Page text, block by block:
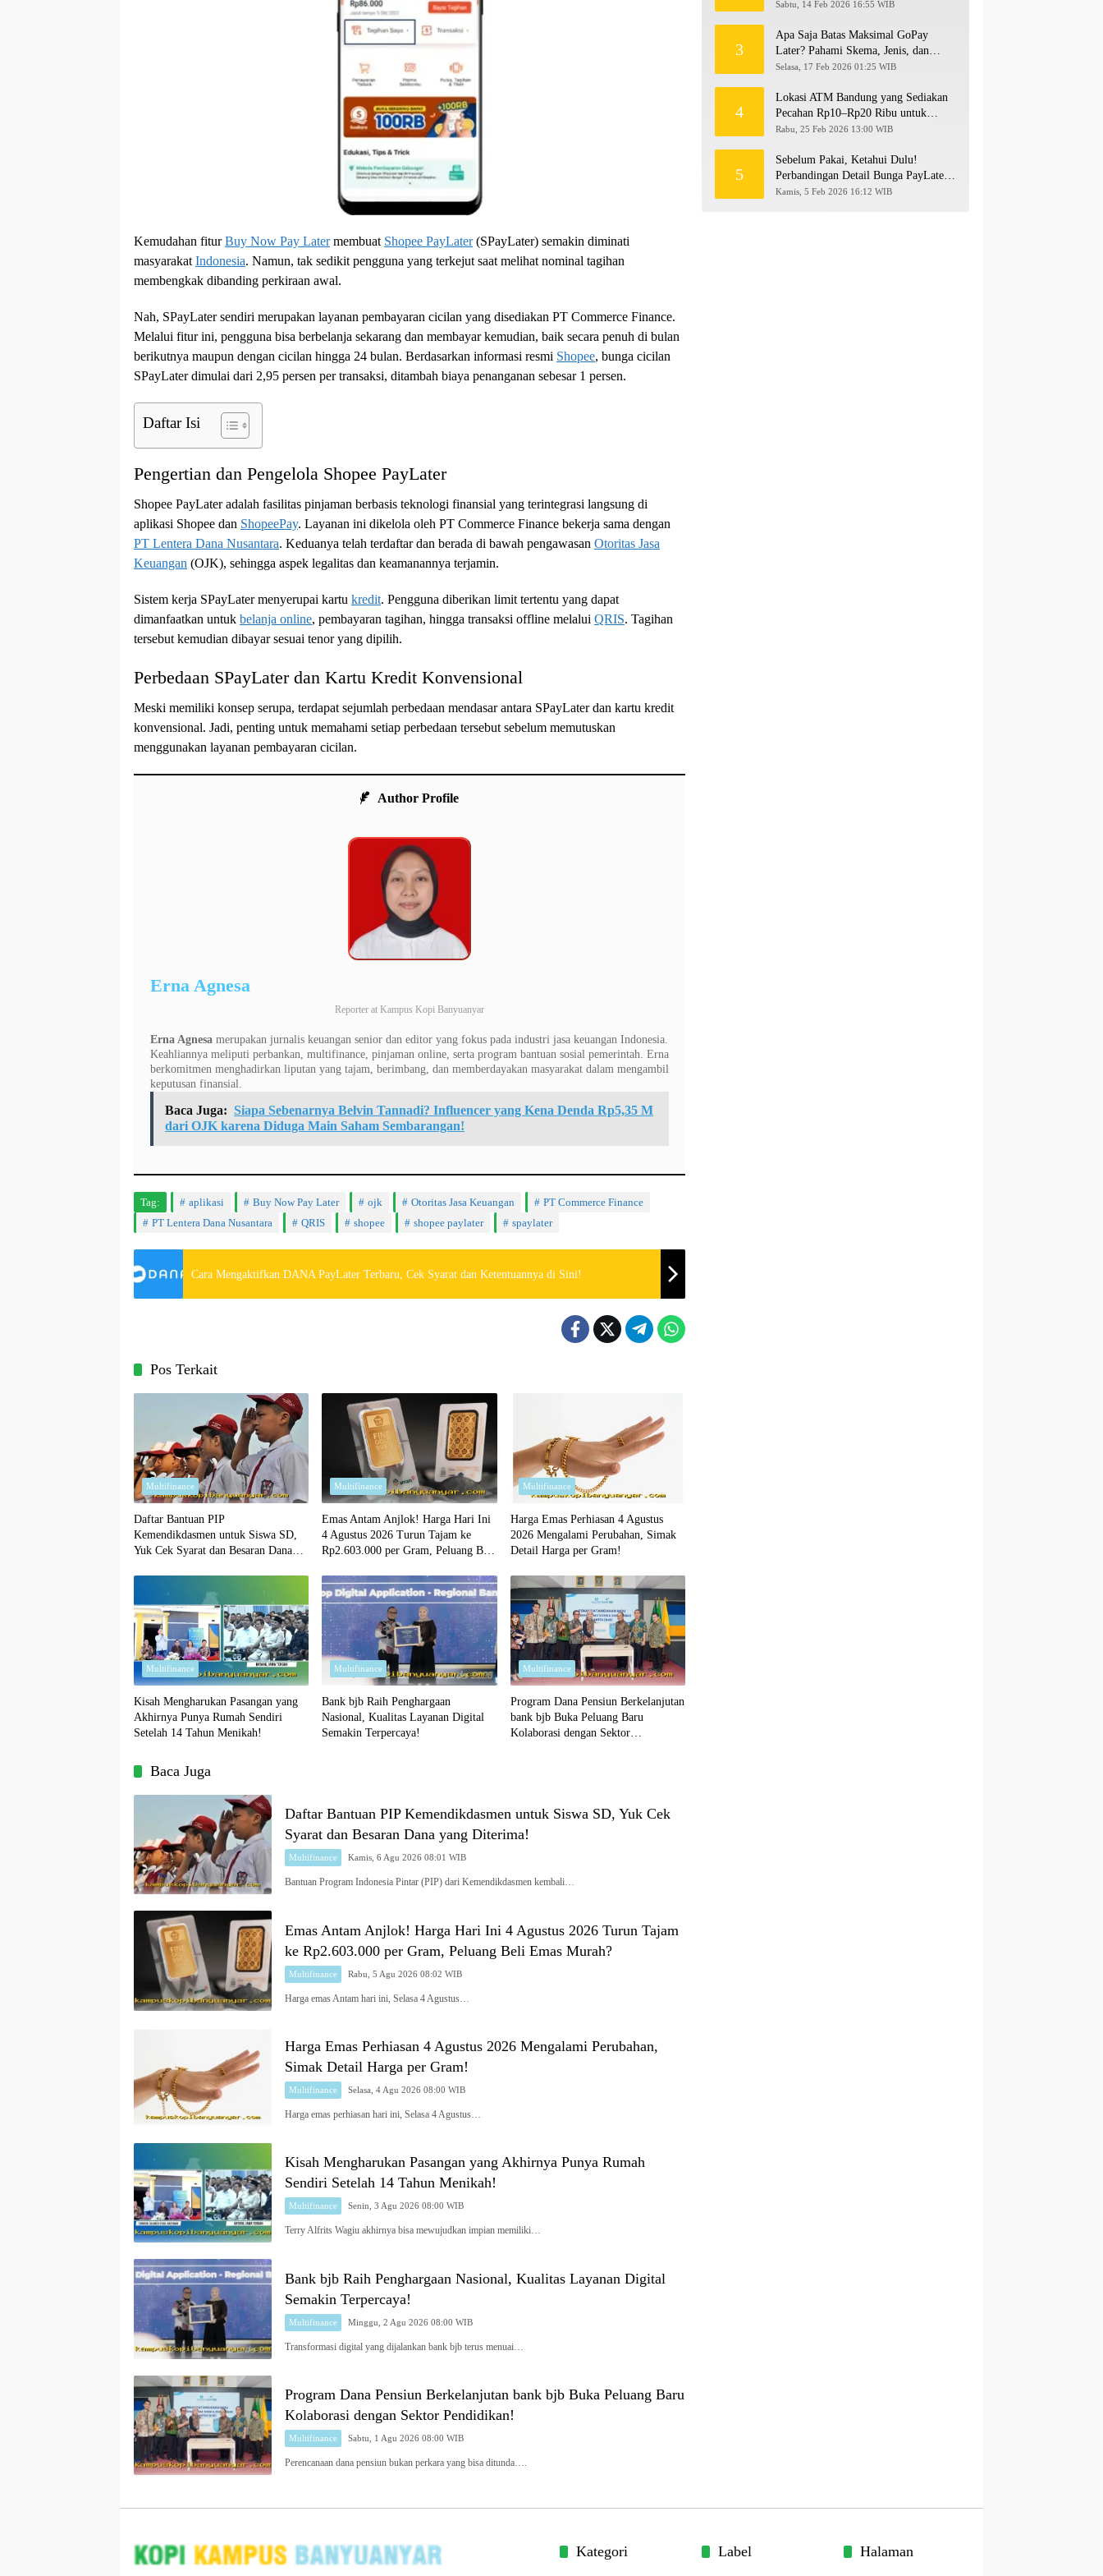
Kemudahan fiturBuy Now Pay Latermembuat Shopee PayLater(SPayLater) semakin diminati
masyarakat Indonesia. Namun, tak sedikit pengguna yang terkejut saat melihat nominal tagihan
membengkak dibanding perkiraan awal.
Nah, SPayLater sendiri merupakan layanan pembayaran cicilan yang disediakan PT Commerce Finance.
Melalui fitur ini, pengguna bisa berbelanja sekarang dan membayar kemudian, baik secara penuh di bulan
berikutnya maupun dengan cicilan hingga 24 bulan. Berdasarkan informasi resmi Shopee, bunga cicilan
SPayLater dimulai dari 2,95 persen per transaksi, ditambah biaya penanganan sebesar 1 persen.
Daftar Isi
Pengertian dan Pengelola Shopee PayLater
Shopee PayLater adalah fasilitas pinjaman berbasis teknologi finansial yang terintegrasi langsung di
aplikasi Shopee dan ShopeePay. Layanan ini dikelola oleh PT Commerce Finance bekerja sama dengan
PT Lentera Dana Nusantara. Keduanya telah terdaftar dan berada di bawah pengawasan Otoritas Jasa
Keuangan (OJK), sehingga aspek legalitas dan keamanannya terjamin.
Sistem kerja SPayLater menyerupai kartu kredit. Pengguna diberikan limit tertentu yang dapat
dimanfaatkan untuk belanja online, pembayaran tagihan, hingga transaksi offline melalui QRIS. Tagihan
tersebut kemudian dibayar sesuai tenor yang dipilih.
Perbedaan SPayLater dan Kartu Kredit Konvensional
Meski memiliki konsep serupa, terdapat sejumlah perbedaan mendasar antara SPayLater dan kartu kredit
konvensional. Jadi, penting untuk memahami setiap perbedaan tersebut sebelum memutuskan
menggunakan layanan pembayaran cicilan.
Author Profile
Erna Agnesa
Reporter at Kampus Kopi Banyuanyar
Erna Agnesa merupakan jurnalis keuangan senior dan editor yang fokus pada industri jasa keuangan Indonesia.
Keahliannya meliputi perbankan, multifinance, pinjaman online, serta program bantuan sosial pemerintah. Erna
berkomitmen menghadirkan liputan yang tajam, berimbang, dan memberdayakan masyarakat dalam mengambil
keputusan finansial.
Baca Juga: Siapa Sebenarnya Belvin Tannadi? Influencer yang Kena Denda Rp5,35 M
dari OJK karena Diduga Main Saham Sembarangan!
Tag: aplikasi Buy Now Pay Later ojk Otoritas Jasa Keuangan
PT Commerce Finance
PT Lentera Dana Nusantara
QRIS shopee shopee paylater spaylater
Cara Mengaktifkan DANA PayLater Terbaru, Cek Syarat dan Ketentuannya di Sini!
Pos Terkait
Multifinance
Daftar Bantuan PIP
Kemendikdasmen untuk Siswa SD,
Yuk Cek Syarat dan Besaran Dana
Multifinance
Emas Antam Anjlok! Harga Hari Ini
4 Agustus 2026 Turun Tajam ke
Rp2.603.000 per Gram, Peluang Beli
Multifinance
Harga Emas Perhiasan 4 Agustus
2026 Mengalami Perubahan, Simak
Detail Harga per Gram!
Multifinance
Kisah Mengharukan Pasangan yang
Akhirnya Punya Rumah Sendiri
Setelah 14 Tahun Menikah!
Multifinance
Bank bjb Raih Penghargaan
Nasional, Kualitas Layanan Digital
Semakin Terpercaya!
Multifinance
Program Dana Pensiun Berkelanjutan
bank bjb Buka Peluang Baru
Kolaborasi dengan Sektor
Baca Juga
Daftar Bantuan PIP Kemendikdasmen untuk Siswa SD, Yuk Cek
Syarat dan Besaran Dana yang Diterima!
Multifinance Kamis, 6 Agu 2026 08:01 WIB
Bantuan Program Indonesia Pintar (PIP) dari Kemendikdasmen kembali…
Emas Antam Anjlok! Harga Hari Ini 4 Agustus 2026 Turun Tajam
ke Rp2.603.000 per Gram, Peluang Beli Emas Murah?
Multifinance Rabu, 5 Agu 2026 08:02 WIB
Harga emas Antam hari ini, Selasa 4 Agustus…
Harga Emas Perhiasan 4 Agustus 2026 Mengalami Perubahan,
Simak Detail Harga per Gram!
Multifinance Selasa, 4 Agu 2026 08:00 WIB
Harga emas perhiasan hari ini, Selasa 4 Agustus…
Kisah Mengharukan Pasangan yang Akhirnya Punya Rumah
Sendiri Setelah 14 Tahun Menikah!
Multifinance Senin, 3 Agu 2026 08:00 WIB
Terry Alfrits Wagiu akhirnya bisa mewujudkan impian memiliki…
Bank bjb Raih Penghargaan Nasional, Kualitas Layanan Digital
Semakin Terpercaya!
Multifinance Minggu, 2 Agu 2026 08:00 WIB
Transformasi digital yang dijalankan bank bjb terus menuai…
Program Dana Pensiun Berkelanjutan bank bjb Buka Peluang Baru
Kolaborasi dengan Sektor Pendidikan!
Multifinance Sabtu, 1 Agu 2026 08:00 WIB
Perencanaan dana pensiun bukan perkara yang bisa ditunda….
hingga Rp500 Juta
Sabtu, 14 Feb 2026 16:55 WIB
3
Apa Saja Batas Maksimal GoPay
Later? Pahami Skema, Jenis, dan
Langkah Upgrade Limit
Selasa, 17 Feb 2026 01:25 WIB
4
Lokasi ATM Bandung yang Sediakan
Pecahan Rp10–Rp20 Ribu untuk
Persiapan THR 2026!
Rabu, 25 Feb 2026 13:00 WIB
5
Sebelum Pakai, Ketahui Dulu!
Perbandingan Detail Bunga PayLater
Kredivo, SPayLater, dan SPinjam
Kamis, 5 Feb 2026 16:12 WIB
Kategori Label Halaman